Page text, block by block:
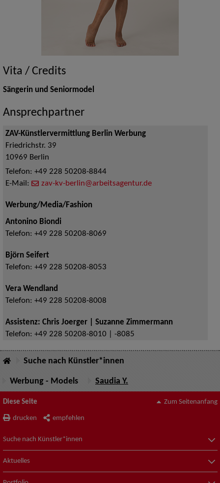
Vita / Credits
Sängerin und Seniormodel
Ansprechpartner
ZAV-Künstlervermittlung Berlin Werbung
Friedrichstr. 39
10969 Berlin
Telefon: +49 228 50208-8844
E-Mail:
zav-kv-berlin@arbeitsagentur.de
Werbung/Media/Fashion
Antonino Biondi
Telefon: +49 228 50208-8069
Björn Seifert
Telefon: +49 228 50208-8053
Vera Wendland
Telefon: +49 228 50208-8008
Assistenz: Chris Joerger | Suzanne Zimmermann
Telefon: +49 228 50208-8010 | -8085
Suche nach Künstler*innen
Werbung - Models Saudia Y.
Diese Seite
drucken empfehlen
Zum Seitenanfang
Suche nach Künstler*innen
Aktuelles